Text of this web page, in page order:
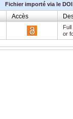
Fichier importé via le DOI
Accès
or